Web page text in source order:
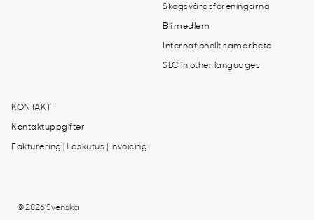
Skogsvårdsföreningarna
Bli medlem
Internationellt samarbete
SLC in other languages
KONTAKT
Kontaktuppgifter
Fakturering | Laskutus | Invoicing
© 2026 Svenska